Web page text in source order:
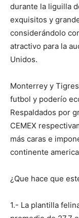
durante la liguilla
exquisitos y
considerándolo
atractivo para la
Unidos.
Monterrey y
futbol y poderío
Respaldados por
CEMEX
más caras e
continente
¿Que hace que
1.- La plantilla